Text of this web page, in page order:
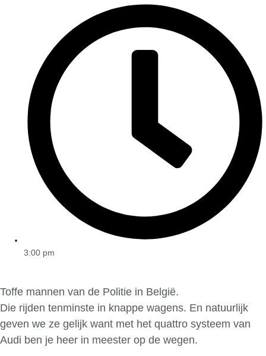
3:00 pm
Toffe mannen van de Politie in België.
Die rijden tenminste in knappe wagens. En natuurlijk
geven we ze gelijk want met het quattro systeem van
Audi ben je heer in meester op de wegen.